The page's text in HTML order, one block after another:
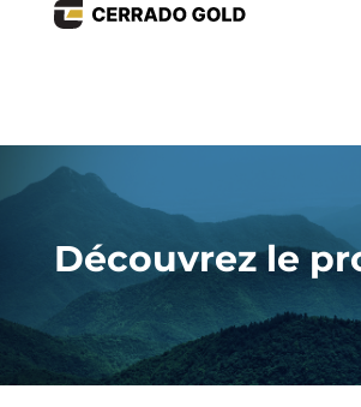
Découvrez le